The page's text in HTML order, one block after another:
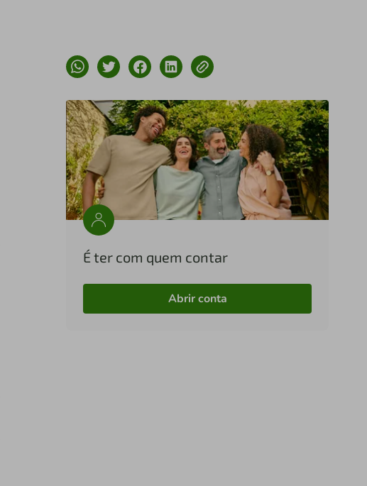
É ter com quem contar
Abrir conta